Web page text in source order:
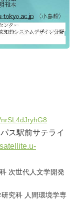
ス駅前サテライ
次世代人文学開発
究科 人間環境学専